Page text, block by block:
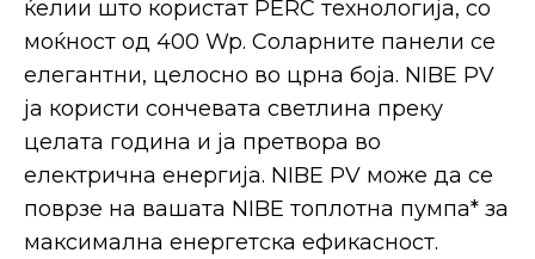
ќелии што користат PERC технологија, со
моќност од 400 Wp. Соларните панели се
елегантни, целосно во црна боја. NIBE PV
ја користи сончевата светлина преку
целата година и ја претвора во
електрична енергија. NIBE PV може да се
поврзе на вашата NIBE топлотна пумпа* за
максимална енергетска ефикасност.